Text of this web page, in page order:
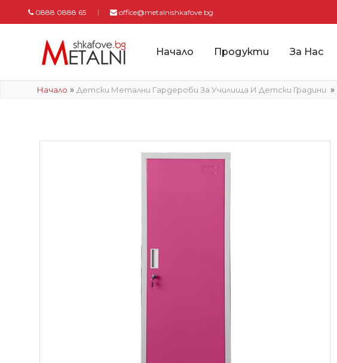
0888 0888 65 office@metalnishkafove.bg
Начало Продукти За Нас
Начало » Детски Метални Гардероби За Училища И Детски Градини »